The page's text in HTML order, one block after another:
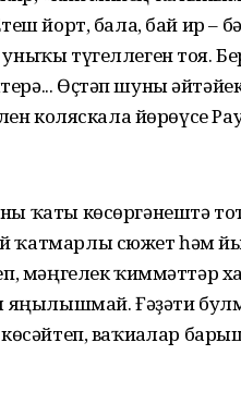
йорт, бала, бай ир –
түгеллеген тоя.
Өҫтәп шуны
коляскала йөрөүсе
ҡаты көсөргәнештә
ҡатмарлы сюжет һәм
мәңгелек ҡиммәттәр
Ғәҙәти
ваҡиғалар